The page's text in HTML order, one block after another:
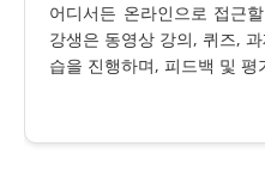
어디서든 온라인으로 접근
강생은 동영상 강의, 퀴즈,
습을 진행하며, 피드백 및